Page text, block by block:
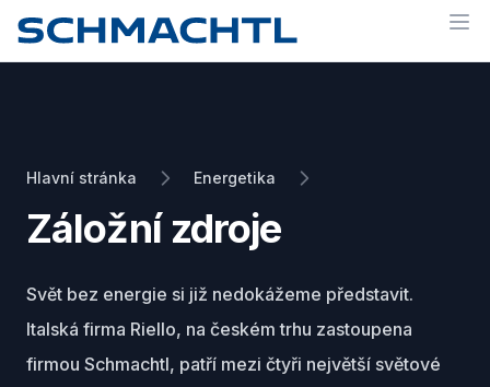
Hlavní stránka Energetika
Záložní zdroje
Svět bez energie si již nedokážeme představit.
Italská firma Riello, na českém trhu zastoupena
firmou Schmachtl, patří mezi čtyři největší světové